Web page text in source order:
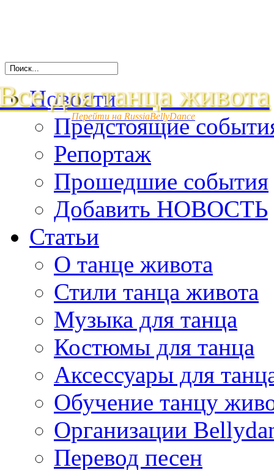
для танца живота
Перейти на RussiaBellyDance
Новости
Предстоящие
Репортаж
Прошедшие события
Добавить НОВОСТЬ
Статьи
О танце живота
Стили танца живота
Музыка для танца
Костюмы для танца
Аксессуары для
Обучение танцу
Организации
Перевод песен